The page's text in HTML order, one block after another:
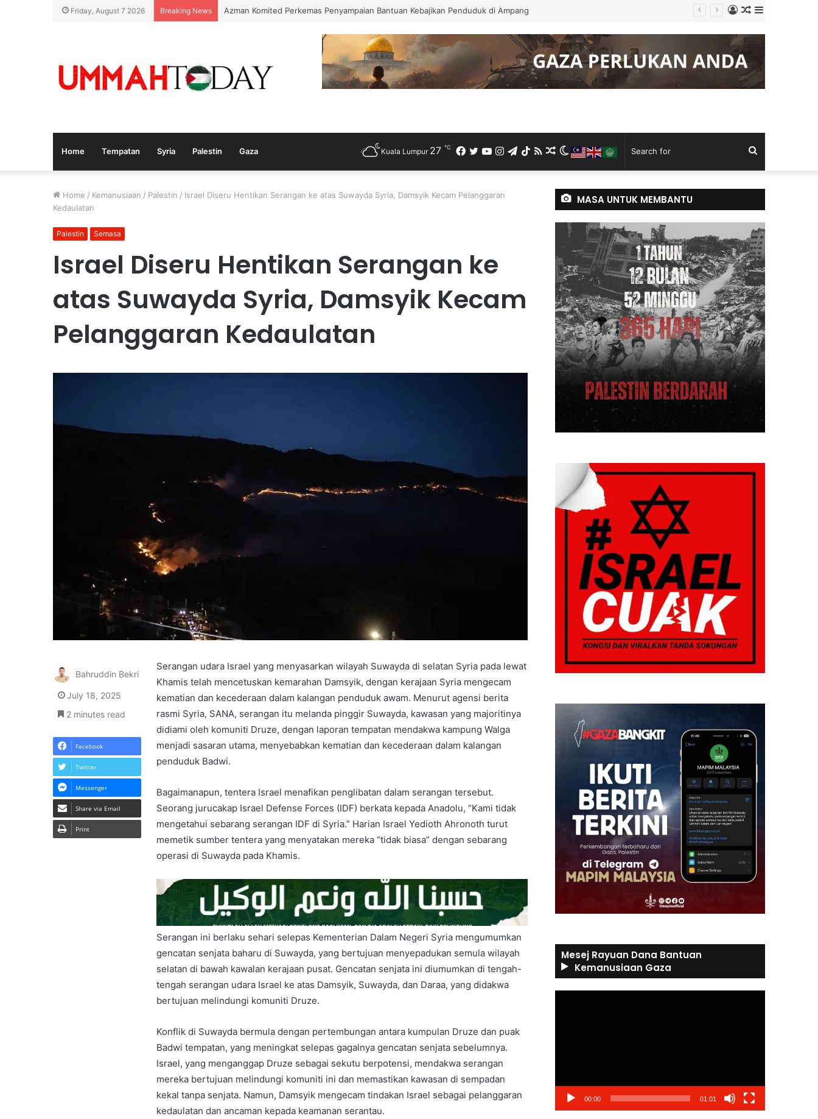
Friday, August 7 2026 Breaking News Azman Komited Perkemas Penyampaian Bantuan Kebajikan Penduduk di Ampang
Random
Article
Log
In
Home Tempatan Syria Palestin Gaza
for
Switch
skin
Random
Article
RSS
TikTok
Telegram
Instagram
YouTube
Twitter
Facebook
Kuala Lumpur 27 ℃
Home / Kemanusiaan / Palestin / Israel Diseru Hentikan Serangan ke atas Suwayda Syria, Damsyik Kecam Pelanggaran
Kedaulatan
Palestin Semasa
Israel Diseru Hentikan Serangan ke
atas Suwayda Syria, Damsyik Kecam
Pelanggaran Kedaulatan
Serangan udara Israel yang menyasarkan wilayah Suwayda di selatan Syria pada lewat
Khamis telah mencetuskan kemarahan Damsyik, dengan kerajaan Syria mengecam
kematian dan kecederaan dalam kalangan penduduk awam. Menurut agensi berita
rasmi Syria, SANA, serangan itu melanda pinggir Suwayda, kawasan yang majoritinya
didiami oleh komuniti Druze, dengan laporan tempatan mendakwa kampung Walga
menjadi sasaran utama, menyebabkan kematian dan kecederaan dalam kalangan
penduduk Badwi.
Bagaimanapun, tentera Israel menafikan penglibatan dalam serangan tersebut.
Seorang jurucakap Israel Defense Forces (IDF) berkata kepada Anadolu, “Kami tidak
mengetahui sebarang serangan IDF di Syria.” Harian Israel Yedioth Ahronoth turut
memetik sumber tentera yang menyatakan mereka “tidak biasa” dengan sebarang
operasi di Suwayda pada Khamis.
Serangan ini berlaku sehari selepas Kementerian Dalam Negeri Syria mengumumkan
gencatan senjata baharu di Suwayda, yang bertujuan menyepadukan semula wilayah
selatan di bawah kawalan kerajaan pusat. Gencatan senjata ini diumumkan di tengah-
tengah serangan udara Israel ke atas Damsyik, Suwayda, dan Daraa, yang didakwa
bertujuan melindungi komuniti Druze.
Konflik di Suwayda bermula dengan pertembungan antara kumpulan Druze dan puak
Badwi tempatan, yang meningkat selepas gagalnya gencatan senjata sebelumnya.
Israel, yang menganggap Druze sebagai sekutu berpotensi, mendakwa serangan
mereka bertujuan melindungi komuniti ini dan memastikan kawasan di sempadan
kekal tanpa senjata. Namun, Damsyik mengecam tindakan Israel sebagai pelanggaran
kedaulatan dan ancaman kepada keamanan serantau.
Bahruddin Bekri
July 18, 2025
2 minutes read
Facebook
Twitter
Messenger
Share via Email
Print
MASA UNTUK MEMBANTU
Mesej Rayuan Dana Bantuan
Kemanusiaan Gaza
00:00 01:01